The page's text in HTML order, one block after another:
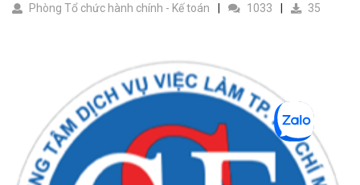
Phòng Tổ chức hành chính - Kế toán 1033 35